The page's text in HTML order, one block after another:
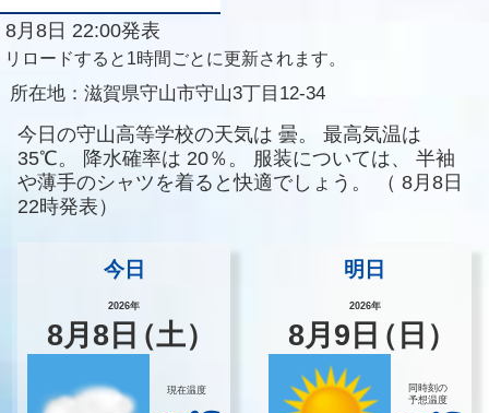
8月8日 22:00発表
リロードすると1時間ごとに更新されます。
所在地： 滋賀県守山市守山3丁目12-34
今日の守山高等学校の天気は 曇。
最高気温は
35℃。
降水確率は 20％。 服装については、
半袖
や薄手のシャツを着ると快適でしょう。
（ 8月8日
22時発表）
今日
2026年
8月8 日（土）
現在温度
明日
2026年
8月 9 日（日）
同時刻の
予想温度